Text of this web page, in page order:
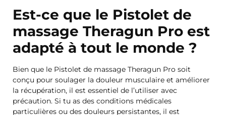
Est-ce que le Pistolet de
massage Theragun Pro est
adapté à tout le monde ?
Bien que le Pistolet de massage Theragun Pro soit
conçu pour soulager la douleur musculaire et améliorer
la récupération, il est essentiel de l’utiliser avec
précaution. Si tu as des conditions médicales
particulières ou des douleurs persistantes, il est